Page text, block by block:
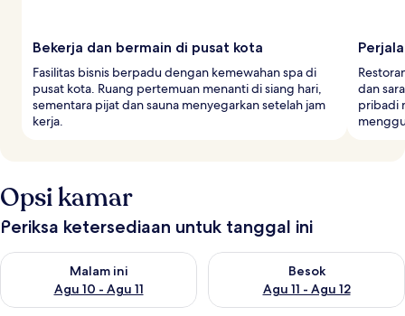
Bekerja dan bermain di pusat kota
Fasilitas bisnis berpadu dengan kemewahan spa di
pusat kota. Ruang pertemuan menanti di siang hari,
sementara pijat dan sauna menyegarkan setelah jam
kerja.
dan
pribadi
Opsi kamar
Periksa ketersediaan untuk tanggal ini
Malam ini
Agu 10 - Agu 11
Periksa ketersediaan untuk malam ini Agu 10 - Agu 11
Besok
Agu 11 - Agu 12
Periksa ketersediaan untuk